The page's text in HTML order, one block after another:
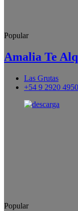
Popular
Amalia Te
Las Grutas
+54 9 2920
Popular